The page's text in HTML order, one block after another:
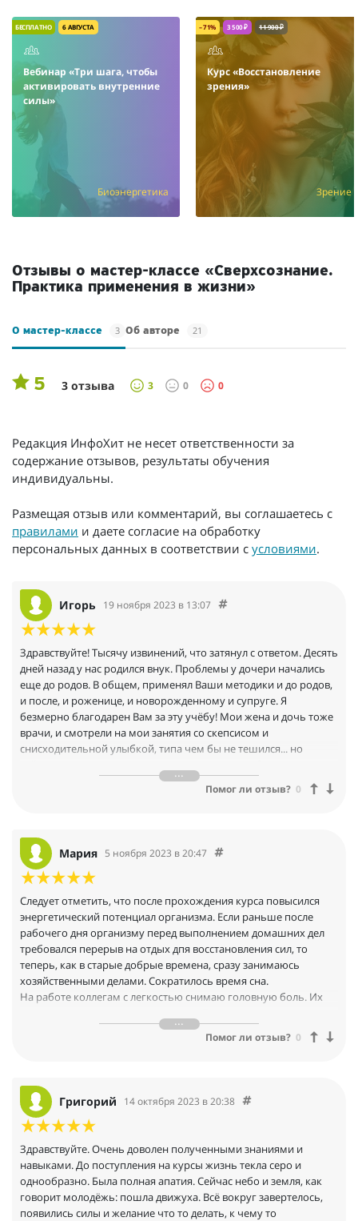
БЕСПЛАТНО 6 АВГУСТА
Вебинар «Три шага, чтобы
активировать внутренние
силы»
Биоэнергетика
– 71% 3 500 ₽ 11 900 ₽
Курс «Восстановление
зрения»
Зрение
Отзывы о мастер-классе «Сверхсознание.
Практика применения в жизни»
О мастер-классе 3 Об авторе 21
5 3 отзыва 3 0 0
Редакция ИнфоХит не несет ответственности за
содержание отзывов, результаты обучения
индивидуальны.
Размещая отзыв или комментарий, вы соглашаетесь с
правилами и даете согласие на обработку
персональных данных в соответствии с условиями.
Игорь 19 ноября 2023 в 13:07
Здравствуйте! Тысячу извинений, что затянул с ответом. Десять
дней назад у нас родился внук. Проблемы у дочери начались
еще до родов. В общем, применял Ваши методики и до родов,
и после, и роженице, и новорожденному и супруге. Я
безмерно благодарен Вам за эту учёбу! Мои жена и дочь тоже
врачи, и смотрели на мои занятия со скепсисом и
снисходительной улыбкой, типа чем бы не тешился... но
результаты работы с малышом.
Что касается моих изменении - я активен, спортивен,
спасибо.
Помог ли отзыв? 0
Мария 5 ноября 2023 в 20:47
Следует отметить, что после прохождения курса повысился
энергетический потенциал организма. Если раньше после
рабочего дня организму перед выполнением домашних дел
требовался перерыв на отдых дпя восстановления сил, то
теперь, как в старые добрые времена, сразу занимаюсь
хозяйственными делами. Сократилось время сна.
На работе коллегам с легкостью снимаю головную боль. Их
человеку на расстоянии (на другом континенте) при сильном
отравлении. Результаты воодушевляют.
свойства организма, открыть перспективы, повысить интерес
в познании себя и своих возможностей. С радостью продолжу
обучение на второй ступени.
Помог ли отзыв? 0
Григорий 14 октября 2023 в 20:38
Здравствуйте. Очень доволен полученными знаниями и
навыками. До поступления на курсы жизнь текла серо и
однообразно. Была полная апатия. Сейчас небо и земля, как
говорит молодёжь: пошла движуха. Всё вокруг завертелось,
появились силы и желание что то делать, к чему то